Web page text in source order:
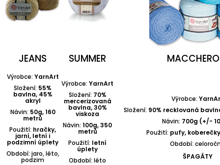
JEANS SUMMER
Výrobce: YarnArt
Složení: 55%
bavlna, 45%
akryl
Návin: 50g, 160
metrů
Použití: hračky,
jarní, letní i
podzimní úplety
Období: jaro, léto,
podzim
Výrobce: YarnArt
Složení: 70%
mercerizovaná
bavlna, 30%
viskoza
Návin: 100g, 350
metrů
Použití: letní
úplety
Období: léto
Výrobce:
Složení: 90% recklovaná
Návin: 700g (+/-
Použití: pufy,
Období:
ŠPAGÁTY